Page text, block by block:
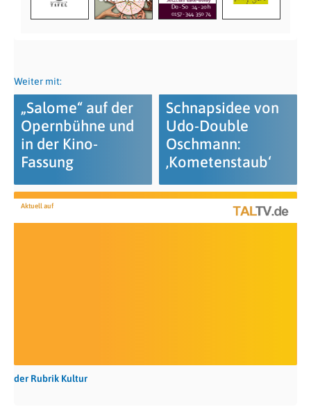
Weiter mit:
„Salome“ auf der
Opernbühne und
in der Kino-
Fassung
Schnapsidee von
Udo-Double
Oschmann:
‚Kometenstaub‘
Aktuell auf
der Rubrik Kultur